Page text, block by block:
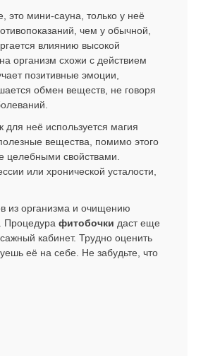
это мини-сауна, только у неё
чем у обычной,
влиянию высокой
организм схожи с действием
позитивные эмоции,
обмен веществ, не говоря
для неё используется магия
вещества, помимо этого
свойствами.
или хронической усталости,
из организма и очищению
Процедура фитобочки даст еще
кабинет. Трудно оценить
её на себе. Не забудьте, что